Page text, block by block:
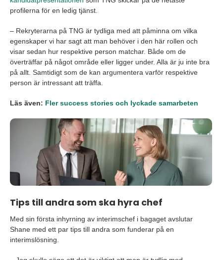
profilerna för en ledig tjänst.
– Rekryterarna på TNG är tydliga med att påminna om vilka
egenskaper vi har sagt att man behöver i den här rollen och
visar sedan hur respektive person matchar. Både om de
överträffar på något område eller ligger under. Alla är ju inte bra
på allt. Samtidigt som de kan argumentera varför respektive
person är intressant att träffa.
Läs även: Fler success stories och lyckade samarbeten
Tips till andra som ska hyra chef
Med sin första inhyrning av interimschef i bagaget avslutar
Shane med ett par tips till andra som funderar på en
interimslösning.